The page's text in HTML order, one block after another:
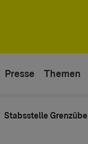
Presse Themen
Stabsstelle